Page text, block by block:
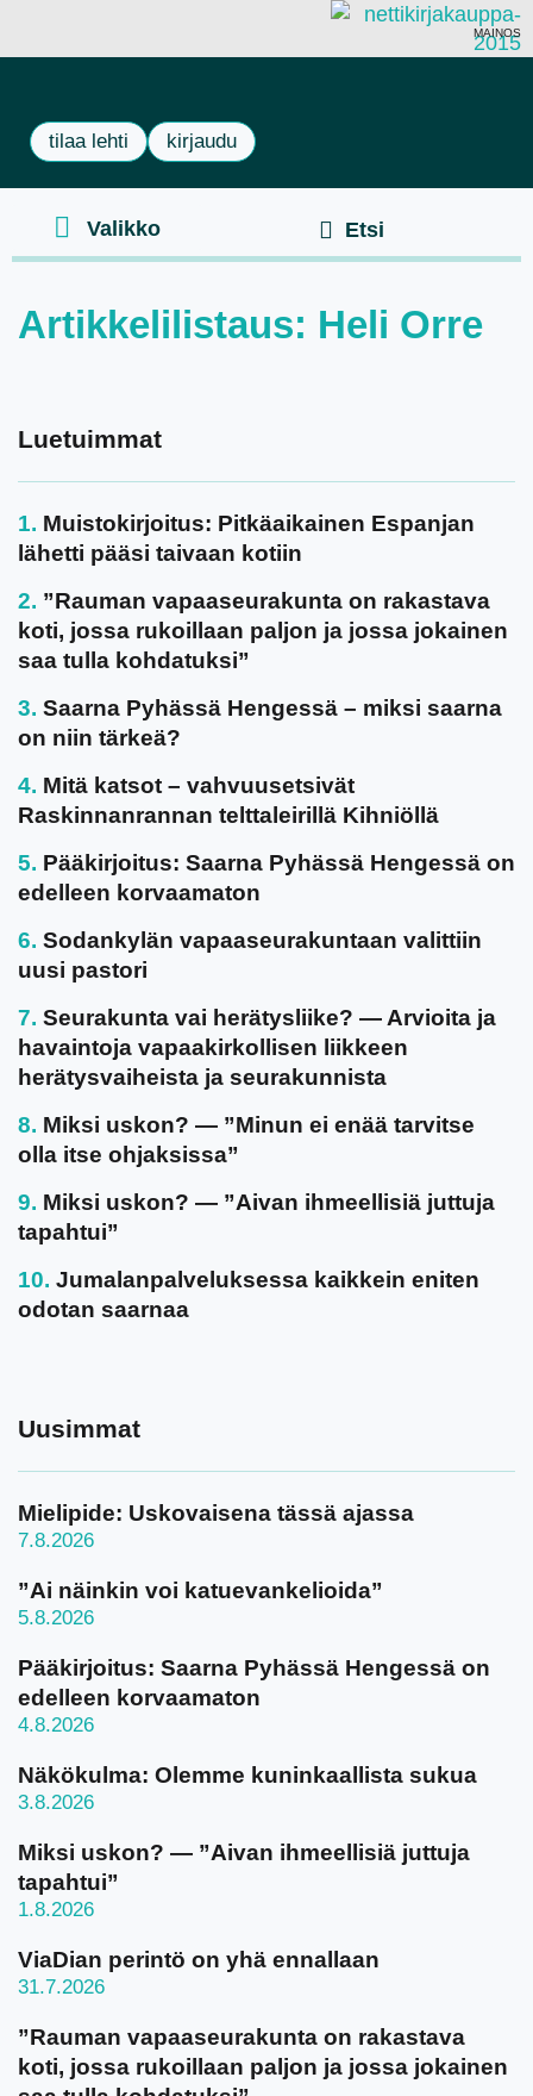
MAINOS
tilaa lehti kirjaudu
Artikkelilistaus: Heli Orre
Luetuimmat
Muistokirjoitus: Pitkäaikainen Espanjan
lähetti pääsi taivaan kotiin
”Rauman vapaaseurakunta on rakastava
koti, jossa rukoillaan paljon ja jossa jokainen
saa tulla kohdatuksi”
Saarna Pyhässä Hengessä – miksi saarna
on niin tärkeä?
Mitä katsot – vahvuusetsivät
Raskinnanrannan telttaleirillä Kihniöllä
Pääkirjoitus: Saarna Pyhässä Hengessä on
edelleen korvaamaton
Sodankylän vapaaseurakuntaan valittiin
uusi pastori
Seurakunta vai herätysliike? — Arvioita ja
havaintoja vapaakirkollisen liikkeen
herätysvaiheista ja seurakunnista
Miksi uskon? — ”Minun ei enää tarvitse
olla itse ohjaksissa”
Miksi uskon? — ”Aivan ihmeellisiä juttuja
tapahtui”
Jumalanpalveluksessa kaikkein eniten
odotan saarnaa
Uusimmat
Mielipide: Uskovaisena tässä ajassa
7.8.2026
”Ai näinkin voi katuevankelioida”
5.8.2026
Pääkirjoitus: Saarna Pyhässä Hengessä on
edelleen korvaamaton
4.8.2026
Näkökulma: Olemme kuninkaallista sukua
3.8.2026
Miksi uskon? — ”Aivan ihmeellisiä juttuja
tapahtui”
1.8.2026
ViaDian perintö on yhä ennallaan
31.7.2026
”Rauman vapaaseurakunta on rakastava
koti, jossa rukoillaan paljon ja jossa jokainen